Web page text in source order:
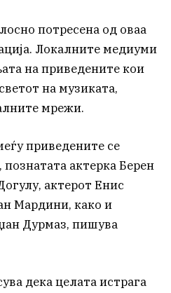
потресена од оваа
Локалните медиуми
на приведените кои
на музиката,
мрежи.
приведените се
познатата актерка Берен
актерот Енис
Мардини, како и
Дурмаз, пишува
дека целата истрага